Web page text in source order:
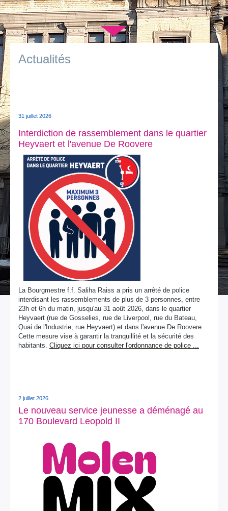
Je visite
Publications
Actualités
▼
Actualités
31 juillet 2026
Interdiction de rassemblement dans le quartier
Heyvaert et l'avenue De Roovere
La Bourgmestre f.f. Saliha Raiss a pris un arrêté de police
interdisant les rassemblements de plus de 3 personnes, entre
23h et 6h du matin, jusqu'au 31 août 2026, dans le quartier
Heyvaert (rue de Gosselies, rue de Liverpool, rue du Bateau,
Quai de l'Industrie, rue Heyvaert) et dans l'avenue De Roovere.
Cette mesure vise à garantir la tranquillité et la sécurité des
habitants. Cliquez ici pour consulter l'ordonnance de police ...
2 juillet 2026
Le nouveau service jeunesse a déménagé au
170 Boulevard Leopold II